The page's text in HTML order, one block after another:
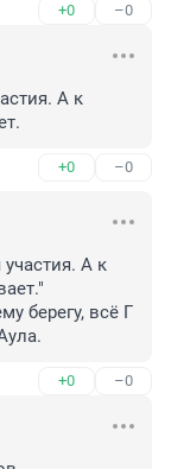
+0 –0
А к
+0 –0
А к
берегу, всё Г
+0 –0